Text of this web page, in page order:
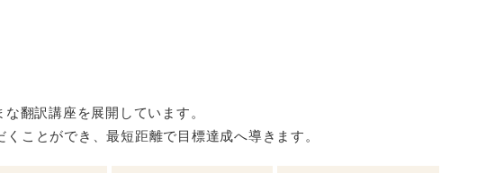
翻訳講座を展開しています。
ことができ、最短距離で目標達成へ導きます。